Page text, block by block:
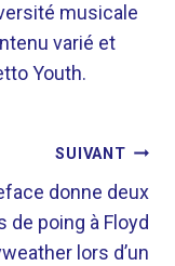
musicale
varié et
Youth.
SUIVANT
donne deux
de poing à Floyd
lors d’un